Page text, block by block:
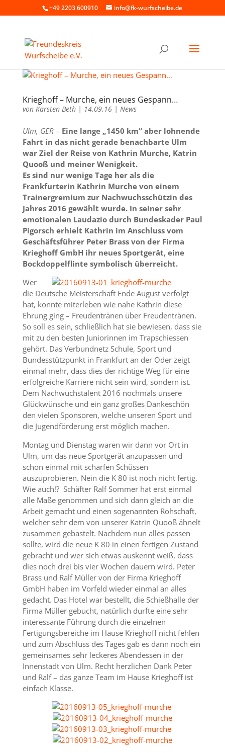
+49 2203 600910 info@fk-wurfscheibe.de
Krieghoff – Murche, ein neues Gespann…
von Karsten Beth| 14.09.16| News
Ulm, GER– Eine lange „1450 km“ aber lohnende
Fahrt in das nicht gerade benachbarte Ulm
war Ziel der Reise von Kathrin Murche, Katrin
Quooß und meiner Wenigkeit.
Es sind nur wenige Tage her als die
Frankfurterin Kathrin Murche von einem
Trainergremium zur Nachwuchsschützin des
Jahres 2016 gewählt wurde. In seiner sehr
emotionalen Laudazio durch Bundeskader Paul
Pigorsch erhielt Kathrin im Anschluss vom
Geschäftsführer Peter Brass von der Firma
Krieghoff GmbH ihr neues Sportgerät, eine
Bockdoppelflinte symbolisch überreicht.
Wer
die Deutsche Meisterschaft Ende August verfolgt
hat, konnte miterleben wie nahe Kathrin diese
Ehrung ging – Freudentränen über Freudentränen.
So soll es sein, schließlich hat sie bewiesen, dass sie
mit zu den besten Juniorinnen im Trapschiessen
gehört. Das Verbundnetz Schule, Sport und
Bundesstützpunkt in Frankfurt an der Oder zeigt
einmal mehr, dass dies der richtige Weg für eine
erfolgreiche Karriere nicht sein wird, sondern ist.
Dem Nachwuchstalent 2016 nochmals unsere
Glückwünsche und ein ganz großes Dankeschön
den vielen Sponsoren, welche unseren Sport und
die Jugendförderung erst möglich machen.
Montag und Dienstag waren wir dann vor Ort in
Ulm, um das neue Sportgerät anzupassen und
schon einmal mit scharfen Schüssen
auszuprobieren. Nein die K 80 ist noch nicht fertig.
Wie auch!? Schäfter Ralf Sommer hat erst einmal
alle Maße genommen und sich dann gleich an die
Arbeit gemacht und einen sogenannten Rohschaft,
welcher sehr dem von unserer Katrin Quooß ähnelt
zusammen gebastelt. Nachdem nun alles passen
sollte, wird die neue K 80 in einen fertigen Zustand
gebracht und wer sich etwas auskennt weiß, dass
dies noch drei bis vier Wochen dauern wird. Peter
Brass und Ralf Müller von der Firma Krieghoff
GmbH haben im Vorfeld wieder einmal an alles
gedacht. Das Hotel war bestellt, die Schießhalle der
Firma Müller gebucht, natürlich durfte eine sehr
interessante Führung durch die einzelnen
Fertigungsbereiche im Hause Krieghoff nicht fehlen
und zum Abschluss des Tages gab es dann noch ein
gemeinsames sehr leckeres Abendessen in der
Innenstadt von Ulm. Recht herzlichen Dank Peter
und Ralf – das ganze Team im Hause Krieghoff ist
einfach Klasse.